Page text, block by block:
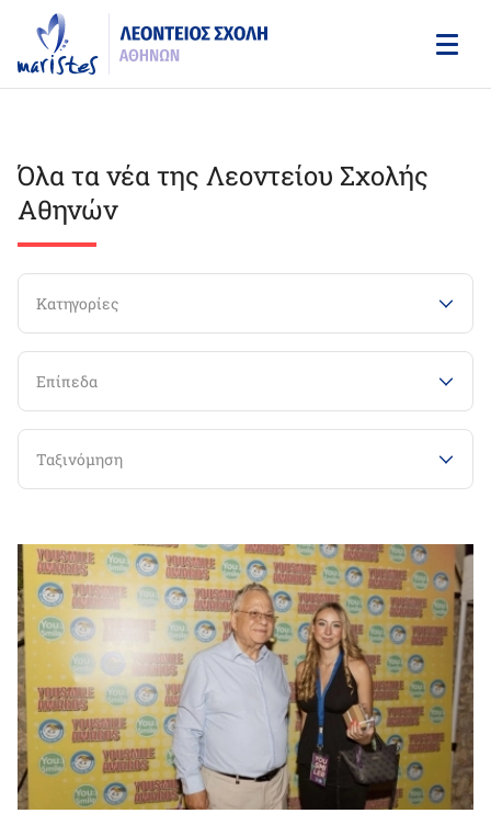
main
content
Όλα τα νέα της Λεοντείου Σχολής
Αθηνών
Κατηγορίες
Επίπεδα
Ταξινόμηση